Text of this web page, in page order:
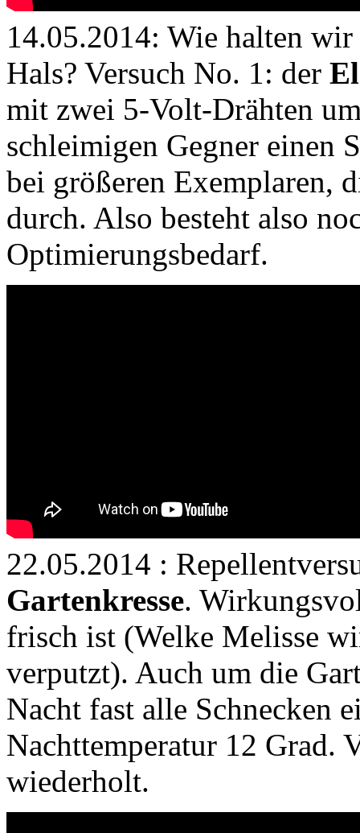
14.05.2014: Wie halten
Hals? Versuch No. 1: der
mit zwei 5-Volt-Drähten
schleimigen Gegner einen
bei größeren Exemplaren,
durch. Also besteht also
Optimierungsbedarf.
22.05.2014 :
Gartenkresse.
frisch ist (Welke Melisse
verputzt). Auch um die
Nacht fast alle Schnecken
Nachttemperatur 12 Grad.
wiederholt.